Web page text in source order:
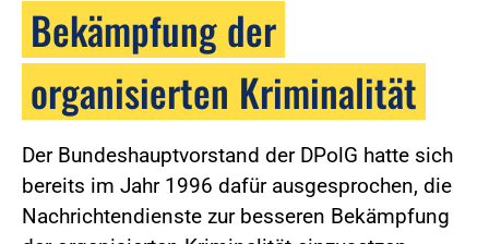
Bekämpfung der
organisierten Kriminalität
Der Bundeshauptvorstand der DPolG hatte sich
bereits im Jahr 1996 dafür ausgesprochen, die
Nachrichtendienste zur besseren Bekämpfung